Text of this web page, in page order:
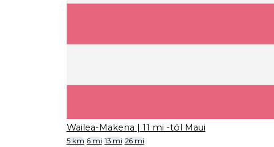
Wailea-Makena | 11 mi -tól Maui
5 km 6 mi 13 mi 26 mi